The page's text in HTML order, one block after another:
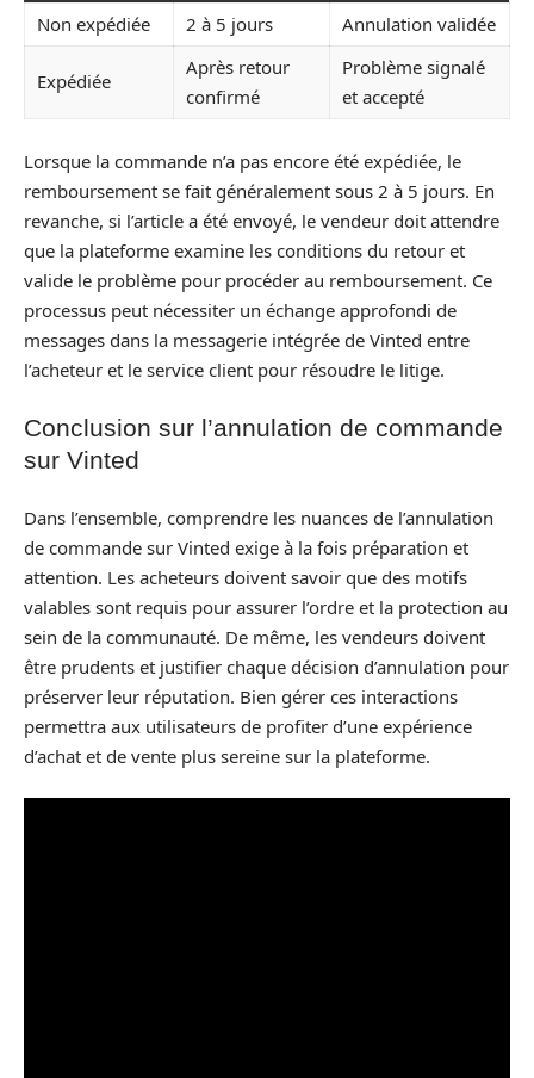
Non expédiée 2 à 5 jours Annulation validée
Expédiée
Après retour
confirmé
Problème signalé
et accepté
Lorsque la commande n’a pas encore été expédiée, le
remboursement se fait généralement sous 2 à 5 jours. En
revanche, si l’article a été envoyé, le vendeur doit attendre
que la plateforme examine les conditions du retour et
valide le problème pour procéder au remboursement. Ce
processus peut nécessiter un échange approfondi de
messages dans la messagerie intégrée de Vinted entre
l’acheteur et le service client pour résoudre le litige.
Conclusion sur l’annulation de commande
sur Vinted
Dans l’ensemble, comprendre les nuances de l’annulation
de commande sur Vinted exige à la fois préparation et
attention. Les acheteurs doivent savoir que des motifs
valables sont requis pour assurer l’ordre et la protection au
sein de la communauté. De même, les vendeurs doivent
être prudents et justifier chaque décision d’annulation pour
préserver leur réputation. Bien gérer ces interactions
permettra aux utilisateurs de profiter d’une expérience
d’achat et de vente plus sereine sur la plateforme.